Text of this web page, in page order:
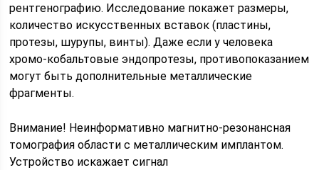
рентгенографию. Исследование покажет размеры,
количество искусственных вставок (пластины,
протезы, шурупы, винты). Даже если у человека
хромо-кобальтовые эндопротезы, противопоказанием
могут быть дополнительные металлические
фрагменты.
Внимание! Неинформативно магнитно-резонансная
томография области с металлическим имплантом.
Устройство искажает сигнал